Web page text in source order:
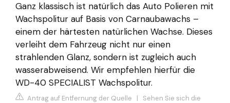
Ganz klassisch ist natürlich das Auto Polieren mit
Wachspolitur auf Basis von Carnaubawachs –
einem der härtesten natürlichen Wachse. Dieses
verleiht dem Fahrzeug nicht nur einen
strahlenden Glanz, sondern ist zugleich auch
wasserabweisend. Wir empfehlen hierfür die
WD-40 SPECIALIST Wachspolitur.
Antrag auf Entfernung der Quelle | Sehen Sie sich die